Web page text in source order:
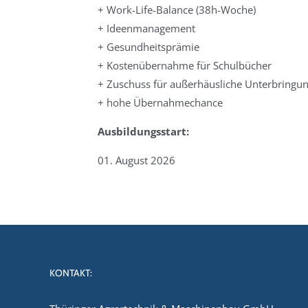
+ Work-Life-Balance (38h-Woche)
+ Ideenmanagement
+ Gesundheitsprämie
+ Kostenübernahme für Schulbücher
+ Zuschuss für außerhäusliche
+ hohe Übernahmechance
Ausbildungsstart:
01. August 2026
KONTAKT: